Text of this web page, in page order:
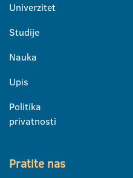
Univerzitet
Studije
Nauka
Upis
Politika
privatnosti
Pratite nas